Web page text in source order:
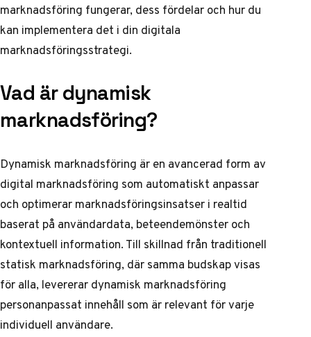
marknadsföring fungerar, dess fördelar och hur du
kan implementera det i din digitala
marknadsföringsstrategi.
Vad är dynamisk
marknadsföring?
Dynamisk marknadsföring är en avancerad form av
digital marknadsföring som automatiskt anpassar
och optimerar marknadsföringsinsatser i realtid
baserat på användardata, beteendemönster och
kontextuell information. Till skillnad från traditionell
statisk marknadsföring, där samma budskap visas
för alla, levererar dynamisk marknadsföring
personanpassat innehåll som är relevant för varje
individuell användare.